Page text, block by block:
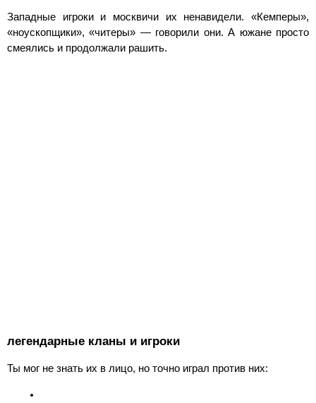
Западные игроки и москвичи их ненавидели. «Кемперы»,
«ноускопщики», «читеры» — говорили они. А южане просто
смеялись и продолжали рашить.
легендарные кланы и игроки
Ты мог не знать их в лицо, но точно играл против них: